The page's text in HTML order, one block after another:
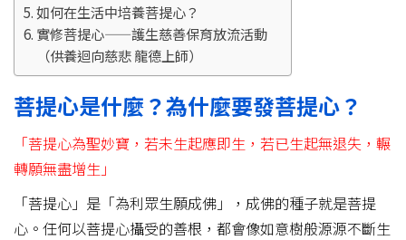
如何在生活中培養菩提心？
實修菩提心——護生慈善保育放流活動
（供養迴向慈悲 龍德上師）
菩提心是什麼？為什麼要發菩提心？
「菩提心為聖妙寶，若未生起應即生，若已生起無退失，輾
轉願無盡增生」
「菩提心」是「為利眾生願成佛」，成佛的種子就是菩提
心。任何以菩提心攝受的善根，都會像如意樹般源源不斷生